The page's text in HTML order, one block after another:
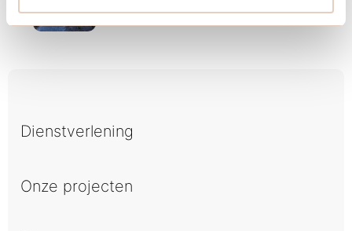
Mijlpaal
Dienstverlening
Onze projecten